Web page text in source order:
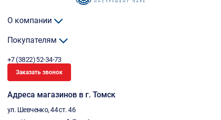
О компании
Покупателям
+7 (3822) 52-34-73
Заказать звонок
Адреса магазинов в г. Томск
ул. Шевченко, 44 ст. 46